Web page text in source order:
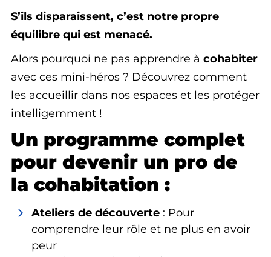
S’ils disparaissent, c’est notre propre
équilibre qui est menacé.
Alors pourquoi ne pas apprendre à cohabiter
avec ces mini-héros ? Découvrez comment
les accueillir dans nos espaces et les protéger
intelligemment !
Un programme complet
pour devenir un pro de
la cohabitation :
Ateliers de découverte : Pour
comprendre leur rôle et ne plus en avoir
peur